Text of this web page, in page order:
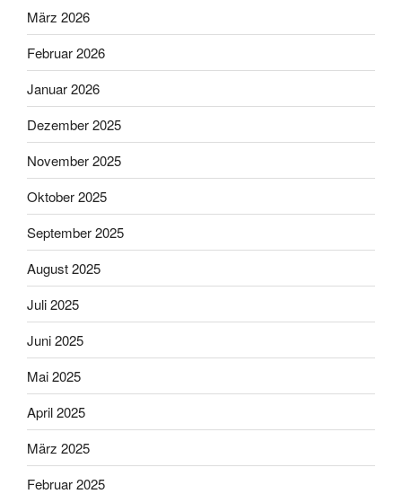
März 2026
Februar 2026
Januar 2026
Dezember 2025
November 2025
Oktober 2025
September 2025
August 2025
Juli 2025
Juni 2025
Mai 2025
April 2025
März 2025
Februar 2025